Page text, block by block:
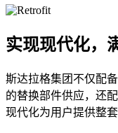
实现现代化，
斯达拉格集团不仅配
的替换部件供应，还
现代化为用户提供整套